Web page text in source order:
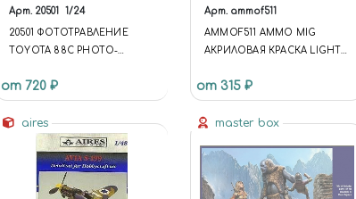
Арт. 20501 1/24
20501 ФОТОТРАВЛЕНИЕ
TOYOTA 88C PHOTO-
от 720 ₽
Арт. ammof511
AMMOF511 AMMO MIG
АКРИЛОВАЯ КРАСКА LIGHT
ПЕСЧАНЫЙ
от 315 ₽
aires master box